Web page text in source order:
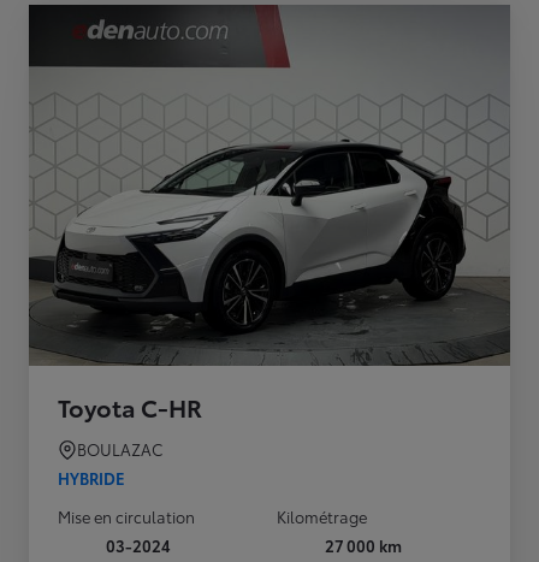
Toyota C-HR
BOULAZAC
HYBRIDE
Mise en circulation
03-2024
Kilométrage
27 000 km